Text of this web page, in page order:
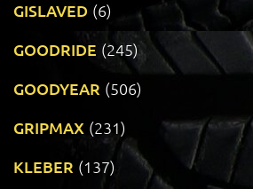
GISLAVED (6)
GOODRIDE (245)
GOODYEAR (506)
GRIPMAX (231)
KLEBER (137)